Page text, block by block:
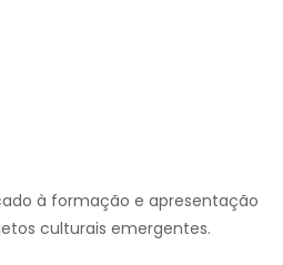
à formação e apresentação
culturais emergentes.